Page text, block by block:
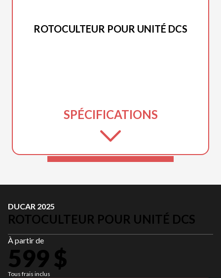
ROTOCULTEUR POUR UNITÉ DCS
SPÉCIFICATIONS
DUCAR 2025
ROTOCULTEUR POUR UNITÉ DCS
À partir de
599 $
Tous frais inclus